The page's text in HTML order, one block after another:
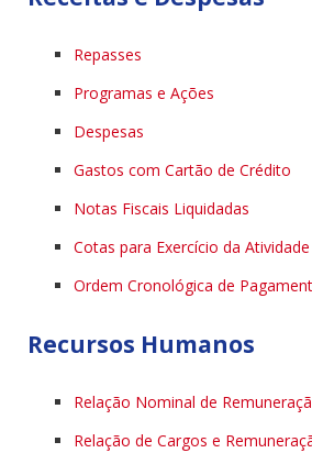
Repasses
Programas e Ações
Despesas
Gastos com Cartão de Crédito
Notas Fiscais Liquidadas
Cotas para Exercício da
Ordem Cronológica de
Recursos Humanos
Relação Nominal de
Relação de Cargos e